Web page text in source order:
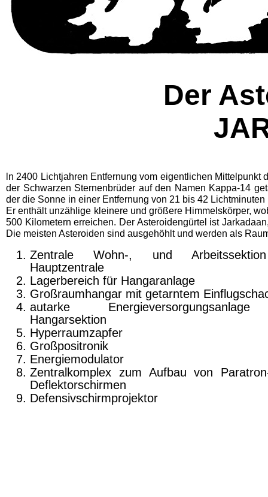
Der
ln 2400 Lichtjahren Entfernung vom eigentlichen
der Schwarzen Sternenbrüder auf den Namen Kappa-14
der die Sonne in einer Entfernung von 21 bis 42
Er enthält unzählige kleinere und größere Himmelskörper,
500 Kilometern erreichen. Der Asteroidengürtel ist
Die meisten Asteroiden sind ausgehöhlt und werden als
Zentrale Wohn-, und
Hauptzentrale
Lagerbereich für Hangaranlage
Großraumhangar mit getarntem
autarke
Hangarsektion
Hyperraumzap­fer
Großpositronik
Energiemodulator
Zentralkomplex zum Aufbau von
Deflektorschirmen
Defensivschirmprojektor